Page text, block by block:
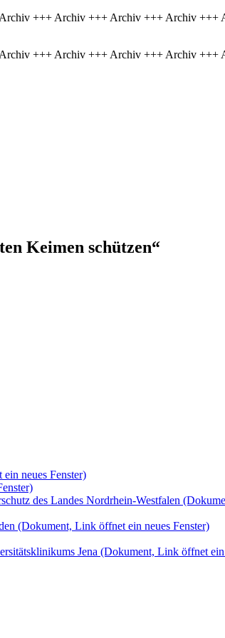
+++ Archiv +++ Archiv +++ Archiv +++
+++ Archiv +++ Archiv +++ Archiv +++
Keimen schützen“
neues Fenster)
des Landes Nordrhein-Westfalen
(Dokument, Link öffnet ein neues Fenster)
Jena (Dokument, Link öffnet ein